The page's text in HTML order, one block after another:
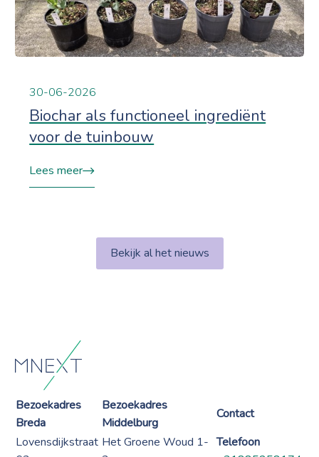
30-06-2026
Biochar als functioneel ingrediënt
voor de tuinbouw
Lees meer
Bekijk al het nieuws
Bezoekadres
Breda
Bezoekadres
Middelburg
Contact
Lovensdijkstraat Het Groene Woud 1- Telefoon